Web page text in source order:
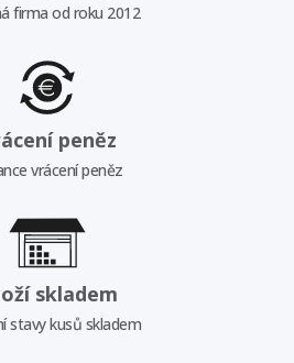
firma od roku 2012
peněz
vrácení peněz
skladem
stavy kusů skladem